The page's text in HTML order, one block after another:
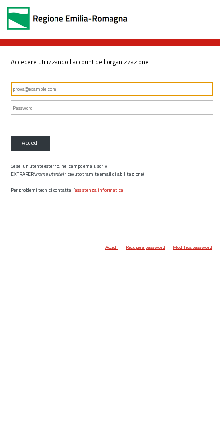
Accedere utilizzando l'account dell'organizzazione
Accedi
Se sei un utente esterno, nel campo email, scrivi
EXTRARER\nome utente(ricevuto tramite email di abilitazione)
Per problemi tecnici contatta l’assistenza informatica.
Accedi Recupera password Modifica password